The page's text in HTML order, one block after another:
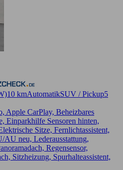
10 kmAutomatikSUV / Pickup5
Apple CarPlay, Beheizbares
Einparkhilfe Sensoren hinten,
Sitze, Fernlichtassistent,
AU neu, Lederausstattung,
Regensensor,
Sitzheizung, Spurhalteassistent,